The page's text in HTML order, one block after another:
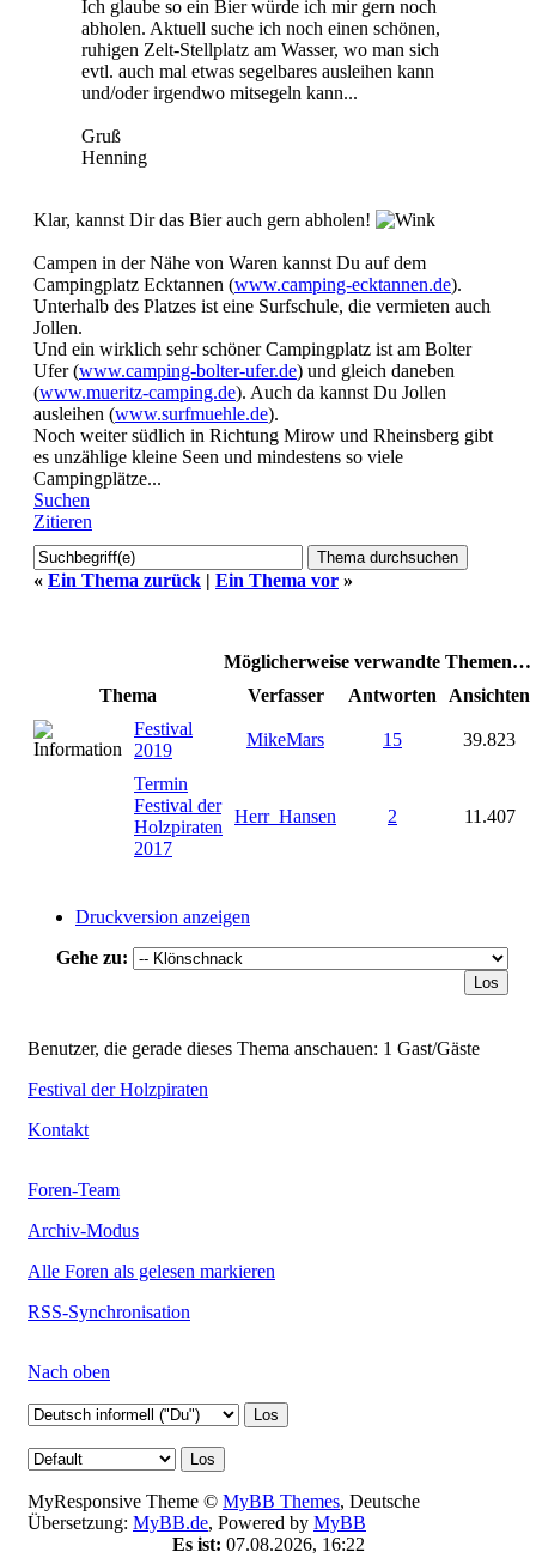
Ich glaube so ein Bier würde ich mir gern noch
abholen. Aktuell suche ich noch einen schönen,
ruhigen Zelt-Stellplatz am Wasser, wo man sich
evtl. auch mal etwas segelbares ausleihen kann
und/oder irgendwo mitsegeln kann...
Gruß
Henning
Klar, kannst Dir das Bier auch gern abholen!
Campen in der Nähe von Waren kannst Du auf dem
Campingplatz Ecktannen (www.camping-ecktannen.de).
Unterhalb des Platzes ist eine Surfschule, die vermieten auch
Jollen.
Und ein wirklich sehr schöner Campingplatz ist am Bolter
Ufer (www.camping-bolter-ufer.de) und gleich daneben
(www.mueritz-camping.de). Auch da kannst Du Jollen
ausleihen (www.surfmuehle.de).
Noch weiter südlich in Richtung Mirow und Rheinsberg gibt
es unzählige kleine Seen und mindestens so viele
Campingplätze...
Suchen
Zitieren
« Ein Thema zurück Ein Thema vor »
Möglicherweise verwandte Themen…
Thema
Verfasser Antworten Ansichten
Festival
2019
MikeMars 15 39.823
Termin
Festival der
Holzpiraten
2017
Herr_Hansen 2 11.407
Druckversion anzeigen
Gehe zu:
Benutzer, die gerade dieses Thema anschauen: 1 Gast/Gäste
Festival der Holzpiraten
Kontakt
Foren-Team
Archiv-Modus
Alle Foren als gelesen markieren
RSS-Synchronisation
Nach oben
MyResponsive Theme © MyBB Themes, Deutsche
Übersetzung: MyBB.de, Powered by MyBB
Es ist: 07.08.2026, 16:22